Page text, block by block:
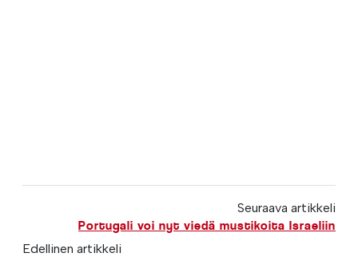
Seuraava artikkeli
Portugali voi nyt viedä mustikoita Israeliin
Edellinen artikkeli